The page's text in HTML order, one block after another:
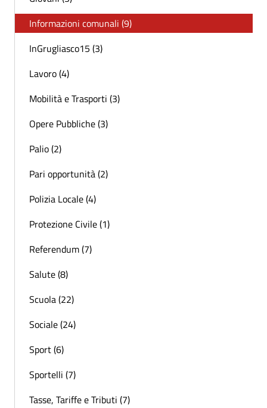
Informazioni comunali (9)
InGrugliasco15 (3)
Lavoro (4)
Mobilità e Trasporti (3)
Opere Pubbliche (3)
Palio (2)
Pari opportunità (2)
Polizia Locale (4)
Protezione Civile (1)
Referendum (7)
Salute (8)
Scuola (22)
Sociale (24)
Sport (6)
Sportelli (7)
Tasse, Tariffe e Tributi (7)